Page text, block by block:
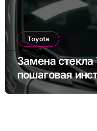
Toyota
Замена стекла
пошаговая
руками